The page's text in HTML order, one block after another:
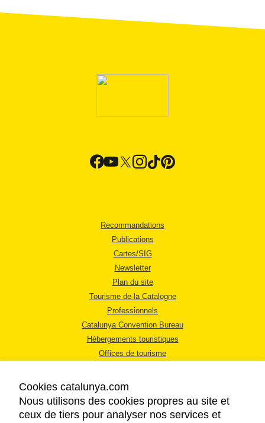
Recommandations
Publications
Cartes/SIG
Newsletter
Plan du site
Tourisme de la Catalogne
Professionnels
Catalunya Convention Bureau
Hébergements touristiques
Offices de tourisme
Cookies catalunya.com
Nous utilisons des cookies propres au site et
ceux de tiers pour analyser nos services et